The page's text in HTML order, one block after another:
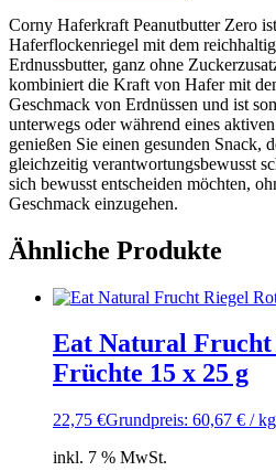
Corny Haferkraft Peanutbutter Zero
Haferflockenriegel mit dem
Erdnussbutter, ganz ohne
kombiniert die Kraft von Hafer mit
Geschmack von Erdnüssen und ist
unterwegs oder während eines
genießen Sie einen gesunden Snack,
gleichzeitig verantwortungsbewusst
sich bewusst entscheiden möchten,
Geschmack einzugehen.
Ähnliche Produkte
Eat Natural Frucht
Früchte 15 x 25 g
22,75 €Grundpreis: 60,67 € / kg
inkl. 7 % MwSt.